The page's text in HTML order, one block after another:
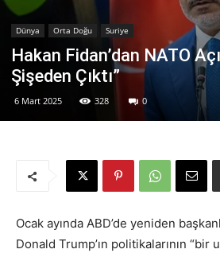
Dünya Orta Doğu Suriye
Hakan Fidan’dan NATO
Şişeden Çıktı”
6 Mart 2025 328 0
Ocak ayında ABD’de yeniden
Donald Trump’ın politikalarının “bir